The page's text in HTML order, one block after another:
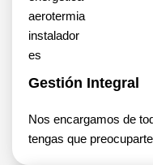
Gestión Integral
Nos encargamos de
tengas que